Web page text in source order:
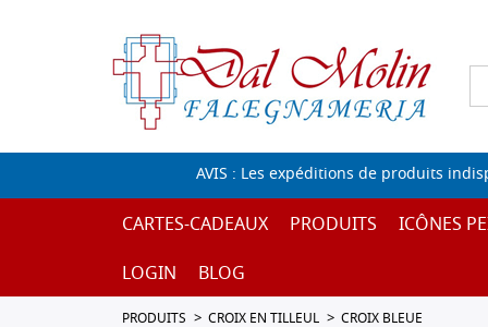
AVIS : Les expéditions de produits
CARTES-CADEAUX PRODUITS
ICÔNES
LOGIN
BLOG
PRODUITS CROIX EN TILLEUL CROIX BLEUE